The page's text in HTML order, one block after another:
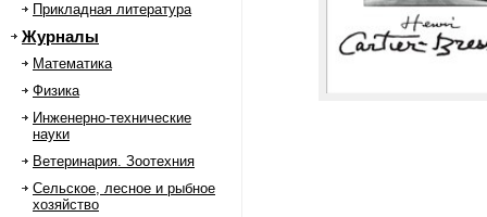
Прикладная литература
Журналы
Математика
Физика
Инженерно-технические
науки
Ветеринария. Зоотехния
Сельское, лесное и рыбное
хозяйство